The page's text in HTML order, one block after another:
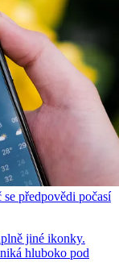
předpovědi počasí
jiné ikonky.
hluboko pod